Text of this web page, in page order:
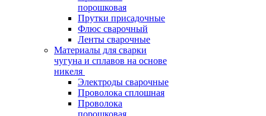
порошковая
Прутки присадочные
Флюс сварочный
Ленты сварочные
Материалы для сварки
чугуна и сплавов на основе
никеля
Электроды сварочные
Проволока сплошная
Проволока
порошковая